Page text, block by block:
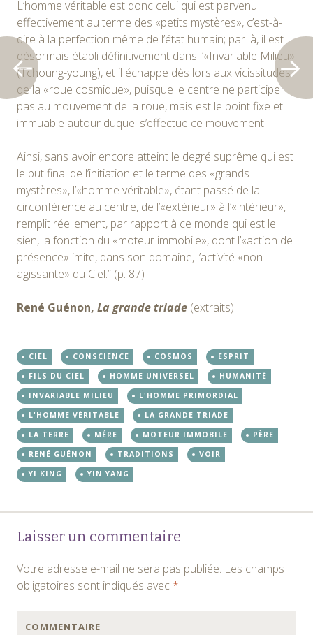
L’homme véritable est donc celui qui est parvenu
effectivement au terme des «petits mystères», c’est-à-
dire à la perfection même de l’état humain; par là, il est
désormais établi définitivement dans l’«Invariable Milieu»
(Tchoung-young), et il échappe dès lors aux vicissitudes
de la «roue cosmique», puisque le centre ne participe
pas au mouvement de la roue, mais est le point fixe et
immuable autour duquel s’effectue ce mouvement.
Ainsi, sans avoir encore atteint le degré suprême qui est
le but final de l’initiation et le terme des «grands
mystères», l’«homme véritable», étant passé de la
circonférence au centre, de l’«extérieur» à l’«intérieur»,
remplit réellement, par rapport à ce monde qui est le
sien, la fonction du «moteur immobile», dont l’«action de
présence» imite, dans son domaine, l’activité «non-
agissante» du Ciel.“ (p. 87)
René Guénon, La grande triade (extraits)
CIEL CONSCIENCE COSMOS
ESPRIT
FILS DU CIEL
HOMME UNIVERSEL
HUMANITÉ
INVARIABLE MILIEU
L'HOMME PRIMORDIAL
L'HOMME VÉRITABLE
LA GRANDE TRIADE
LA TERRE
MÉRE MOTEUR IMMOBILE
PÈRE
RENÉ GUÉNON
TRADITIONS
VOIR
YI KING
YIN YANG
Navigation
des
articles
Laisser un commentaire
Votre adresse e-mail ne sera pas publiée. Les champs
obligatoires sont indiqués avec *
COMMENTAIRE